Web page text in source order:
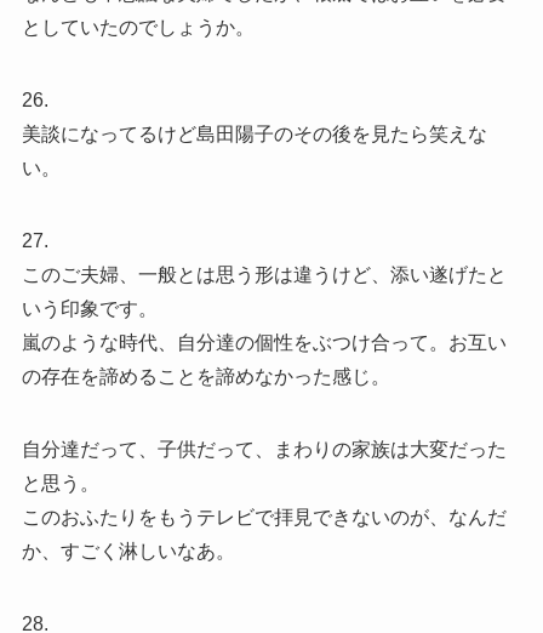
としていたのでしょうか。
26.
美談になってるけど島田陽子のその後を見たら笑えな
い。
27.
このご夫婦、一般とは思う形は違うけど、添い遂げたと
いう印象です。
嵐のような時代、自分達の個性をぶつけ合って。お互い
の存在を諦めることを諦めなかった感じ。
自分達だって、子供だって、まわりの家族は大変だった
と思う。
このおふたりをもうテレビで拝見できないのが、なんだ
か、すごく淋しいなあ。
28.